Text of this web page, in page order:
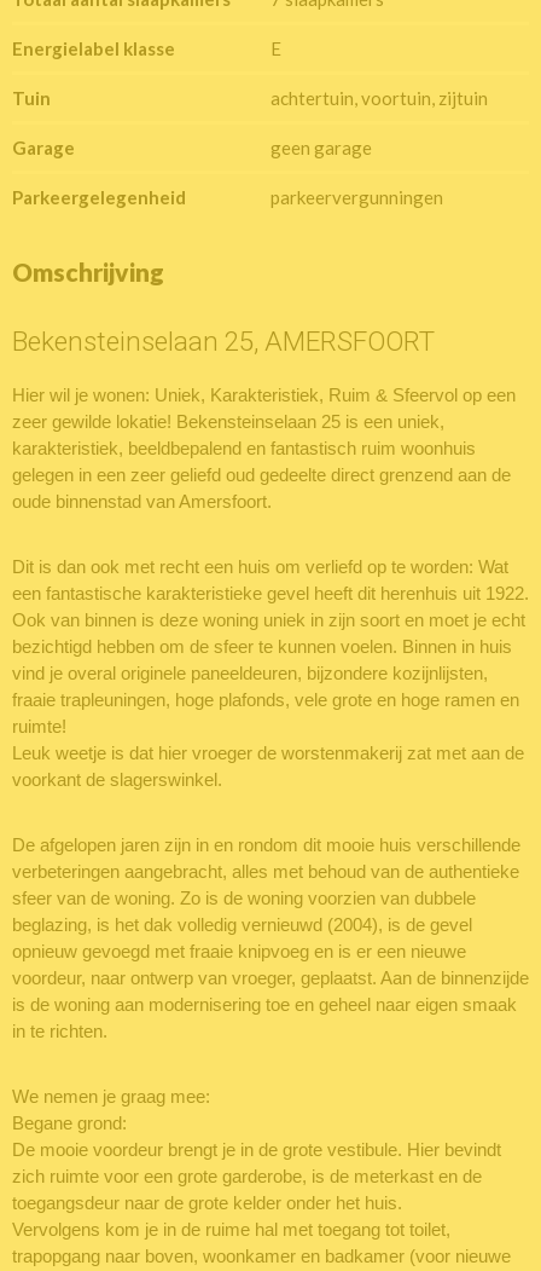
Energielabel klasse E
Tuin achtertuin, voortuin, zijtuin
Garage geen garage
Parkeergelegenheid parkeervergunningen
Omschrijving
Bekensteinselaan 25, AMERSFOORT
Hier wil je wonen: Uniek, Karakteristiek, Ruim & Sfeervol op een
zeer gewilde lokatie! Bekensteinselaan 25 is een uniek,
karakteristiek, beeldbepalend en fantastisch ruim woonhuis
gelegen in een zeer geliefd oud gedeelte direct grenzend aan de
oude binnenstad van Amersfoort.
Dit is dan ook met recht een huis om verliefd op te worden: Wat
een fantastische karakteristieke gevel heeft dit herenhuis uit 1922.
Ook van binnen is deze woning uniek in zijn soort en moet je echt
bezichtigd hebben om de sfeer te kunnen voelen. Binnen in huis
vind je overal originele paneeldeuren, bijzondere kozijnlijsten,
fraaie trapleuningen, hoge plafonds, vele grote en hoge ramen en
ruimte!
Leuk weetje is dat hier vroeger de worstenmakerij zat met aan de
voorkant de slagerswinkel.
De afgelopen jaren zijn in en rondom dit mooie huis verschillende
verbeteringen aangebracht, alles met behoud van de authentieke
sfeer van de woning. Zo is de woning voorzien van dubbele
beglazing, is het dak volledig vernieuwd (2004), is de gevel
opnieuw gevoegd met fraaie knipvoeg en is er een nieuwe
voordeur, naar ontwerp van vroeger, geplaatst. Aan de binnenzijde
is de woning aan modernisering toe en geheel naar eigen smaak
in te richten.
We nemen je graag mee:
Begane grond:
De mooie voordeur brengt je in de grote vestibule. Hier bevindt
zich ruimte voor een grote garderobe, is de meterkast en de
toegangsdeur naar de grote kelder onder het huis.
Vervolgens kom je in de ruime hal met toegang tot toilet,
trapopgang naar boven, woonkamer en badkamer (voor nieuwe